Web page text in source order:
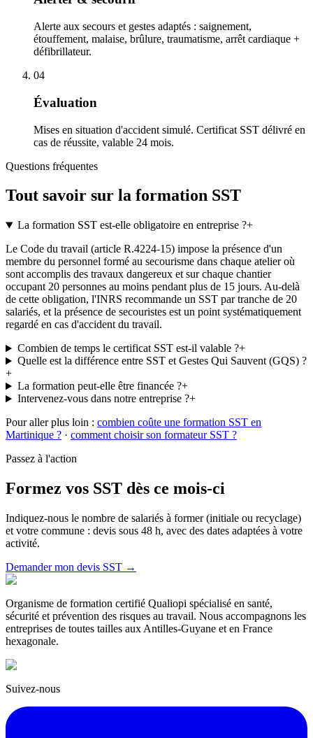
Alerte aux secours et gestes adaptés : saignement,
étouffement, malaise, brûlure, traumatisme, arrêt cardiaque +
défibrillateur.
04
Évaluation
Mises en situation d'accident simulé. Certificat SST délivré en
cas de réussite, valable 24 mois.
Questions fréquentes
Tout savoir sur la formation SST
La formation SST est-elle obligatoire en entreprise ?+
Le Code du travail (article R.4224-15) impose la présence d'un
membre du personnel formé au secourisme dans chaque atelier où
sont accomplis des travaux dangereux et sur chaque chantier
occupant 20 personnes au moins pendant plus de 15 jours. Au-delà
de cette obligation, l'INRS recommande un SST par tranche de 20
salariés, et la présence de secouristes est un point systématiquement
regardé en cas d'accident du travail.
Combien de temps le certificat SST est-il valable ?+
Quelle est la différence entre SST et Gestes Qui Sauvent (GQS) ?
+
La formation peut-elle être financée ?+
Intervenez-vous dans notre entreprise ?+
Pour aller plus loin : combien coûte une formation SST en
Martinique ? · comment choisir son formateur SST ?
Passez à l'action
Formez vos SST dès ce mois-ci
Indiquez-nous le nombre de salariés à former (initiale ou recyclage)
et votre commune : devis sous 48 h, avec des dates adaptées à votre
activité.
Demander mon devis SST →
Organisme de formation certifié Qualiopi spécialisé en santé,
sécurité et prévention des risques au travail. Nous accompagnons les
entreprises de toutes tailles aux Antilles-Guyane et en France
hexagonale.
Suivez-nous